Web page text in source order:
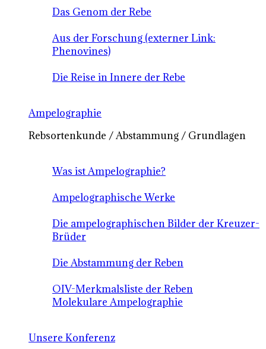
Das Genom der Rebe
Aus der Forschung (externer Link:
Phenovines)
Die Reise in Innere der Rebe
Ampelographie
Rebsortenkunde / Abstammung / Grundlagen
Was ist Ampelographie?
Ampelographische Werke
Die ampelographischen Bilder der Kreuzer-
Brüder
Die Abstammung der Reben
OIV-Merkmalsliste der Reben
Molekulare Ampelographie
Unsere Konferenz